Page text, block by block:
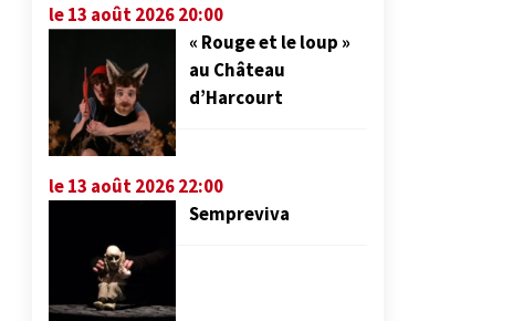
le 13 août 2026 20:00
« Rouge et le loup »
au Château
d’Harcourt
le 13 août 2026 22:00
Sempreviva